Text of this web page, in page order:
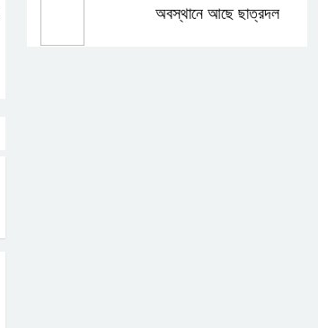
অবস্থানে আছে ছাত্রদল